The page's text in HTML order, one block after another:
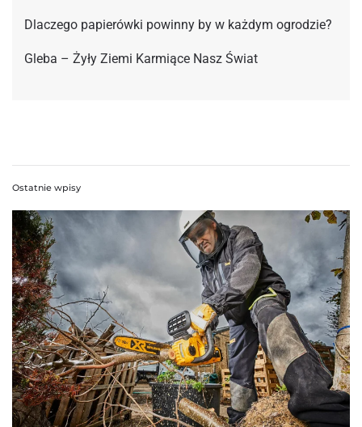
Dlaczego papierówki powinny by w każdym ogrodzie?
Gleba – Żyły Ziemi Karmiące Nasz Świat
Ostatnie wpisy